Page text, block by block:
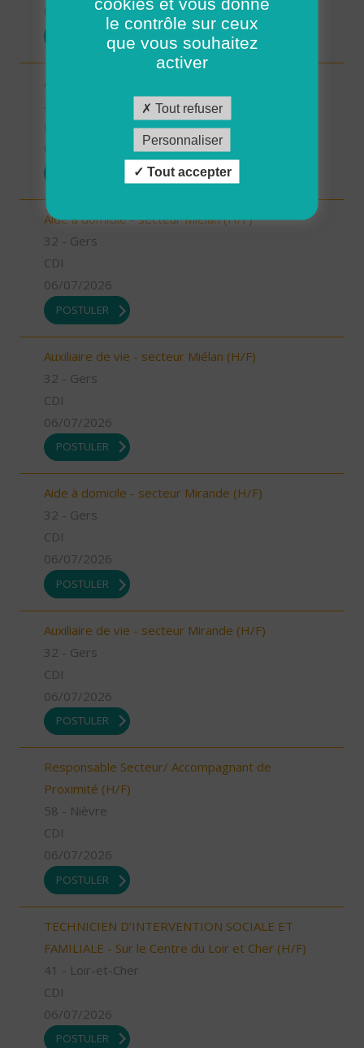
07/07/2026
Aide à domicile - secteur Fleurance (H/F)
Aide à domicile - secteur Miélan (H/F)
32 - Gers
CDI
06/07/2026
POSTULER
Auxiliaire de vie - secteur Miélan (H/F)
32 - Gers
CDI
06/07/2026
POSTULER
Aide à domicile - secteur Mirande (H/F)
32 - Gers
CDI
06/07/2026
POSTULER
Auxiliaire de vie - secteur Mirande (H/F)
32 - Gers
CDI
06/07/2026
POSTULER
Responsable Secteur/ Accompagnant de
Proximité (H/F)
58 - Nièvre
CDI
06/07/2026
POSTULER
TECHNICIEN D’INTERVENTION SOCIALE ET
FAMILIALE - Sur le Centre du Loir et Cher (H/F)
41 - Loir-et-Cher
CDI
06/07/2026
POSTULER
le contrôle sur ceux
que vous souhaitez
activer
Tout refuser
Personnaliser
Tout accepter